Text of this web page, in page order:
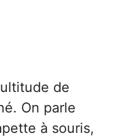
de
On parle
à souris,